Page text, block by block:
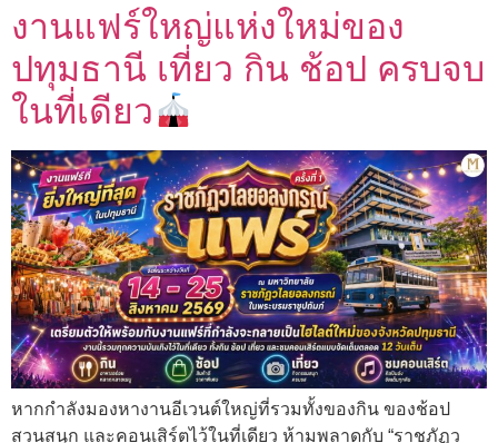
งานแฟร์ใหญ่แห่งใหม่ของ
ปทุมธานี เที่ยว กิน ช้อป ครบจบ
ในที่เดียว
หากกำลังมองหางานอีเวนต์ใหญ่ที่รวมทั้งของกิน ของช้อป
สวนสนุก และคอนเสิร์ตไว้ในที่เดียว ห้ามพลาดกับ “ราชภัฏว